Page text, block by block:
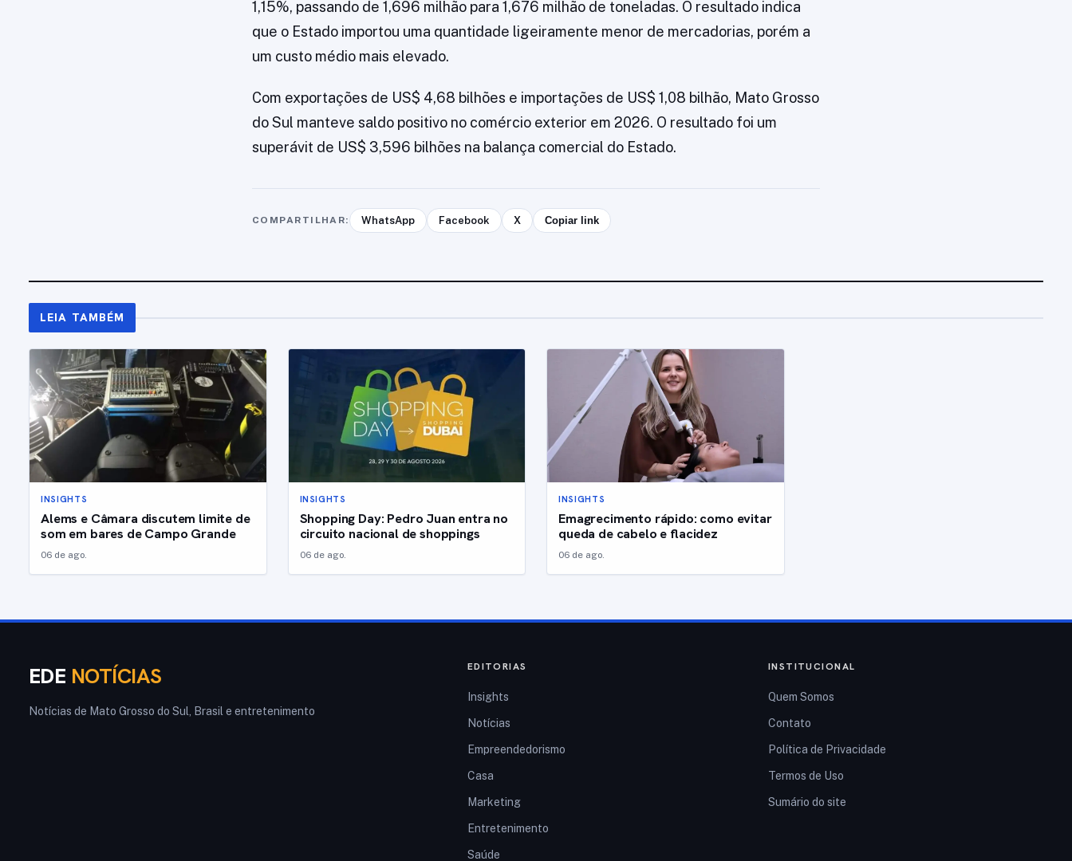
1,15%, passando de 1,696 milhão para 1,676 milhão de toneladas. O resultado indica
que o Estado importou uma quantidade ligeiramente menor de mercadorias, porém a
um custo médio mais elevado.
Com exportações de US$ 4,68 bilhões e importações de US$ 1,08 bilhão, Mato Grosso
do Sul manteve saldo positivo no comércio exterior em 2026. O resultado foi um
superávit de US$ 3,596 bilhões na balança comercial do Estado.
COMPARTILHAR: WhatsApp Facebook X Copiar link
LEIA TAMBÉM
INSIGHTS
Alems e Câmara discutem limite de
som em bares de Campo Grande
06 de ago.
INSIGHTS
Shopping Day: Pedro Juan entra no
circuito nacional de shoppings
06 de ago.
INSIGHTS
Emagrecimento rápido: como evitar
queda de cabelo e flacidez
06 de ago.
EDE NOTÍCIAS
Notícias de Mato Grosso do Sul, Brasil e entretenimento
EDITORIAS
Insights
Notícias
Empreendedorismo
Casa
Marketing
Entretenimento
Saúde
INSTITUCIONAL
Quem Somos
Contato
Política de Privacidade
Termos de Uso
Sumário do site